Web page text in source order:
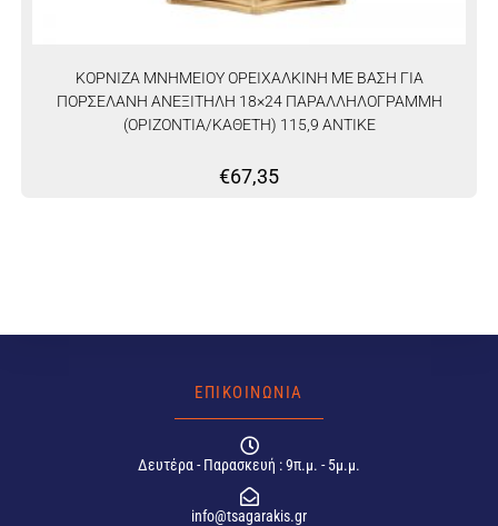
ΚΟΡΝΙΖΑ ΜΝΗΜΕΙΟΥ ΟΡΕΙΧΑΛΚΙΝΗ ΜΕ ΒΑΣΗ ΓΙΑ
ΠΟΡΣΕΛΑΝΗ ΑΝΕΞΙΤΗΛΗ 18×24 ΠΑΡΑΛΛΗΛΟΓΡΑΜΜΗ
(ΟΡΙΖΟΝΤΙΑ/ΚΑΘΕΤΗ) 115,9 ΑΝΤΙΚΕ
€67,35
ΕΠΙΚΟΙΝΩΝΙΑ
Δευτέρα - Παρασκευή : 9π.μ. - 5μ.μ.
info@tsagarakis.gr